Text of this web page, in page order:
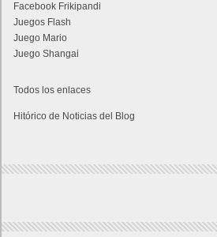
Facebook Frikipandi
Juegos Flash
Juego Mario
Juego Shangai
Todos los enlaces
Hitórico de Noticias del Blog